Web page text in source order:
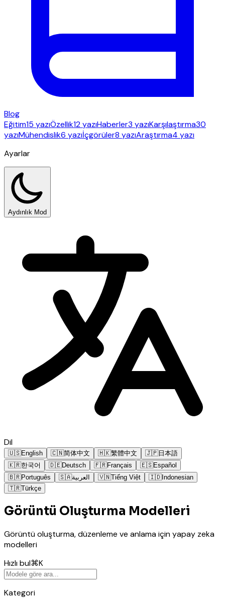
Blog
Eğitim15 yazıÖzellik12 yazıHaberler3 yazıKarşılaştırma30
yazıMühendislik6 yazıİçgörüler8 yazıAraştırma4 yazı
Ayarlar
Aydınlık Mod
Dil
🇺🇸English 🇨🇳简体中文 🇭🇰繁體中文 🇯🇵日本語
🇰🇷한국어 🇩🇪Deutsch 🇫🇷Français 🇪🇸Español
🇧🇷Português 🇸🇦العربية 🇻🇳Tiếng Việt 🇮🇩Indonesian
🇹🇷Türkçe
Görüntü Oluşturma Modelleri
Görüntü oluşturma, düzenleme ve anlama için yapay zeka
modelleri
Hızlı bul⌘K
Kategori